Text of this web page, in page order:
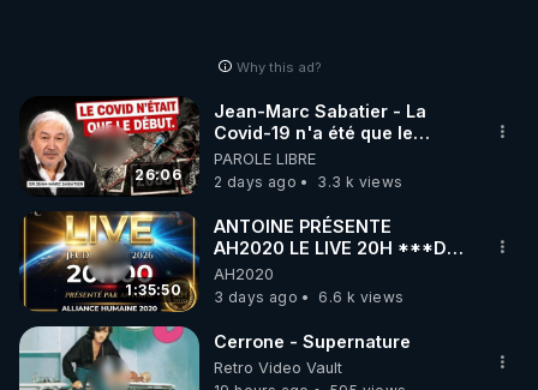
Why this ad?
26:06
Jean-Marc Sabatier - La
Covid-19 n'a été que le
début - L'ARNm & l'ARNm-aa
jusqu où auront-t-il ?
PAROLE LIBRE
2 days ago
3.3 k views
1:35:50
ANTOINE PRÉSENTE
AH2020 LE LIVE 20H ***DU
06/08/2026***
AH2020
3 days ago
6.6 k views
Cerrone - Supernature
Retro Video Vault